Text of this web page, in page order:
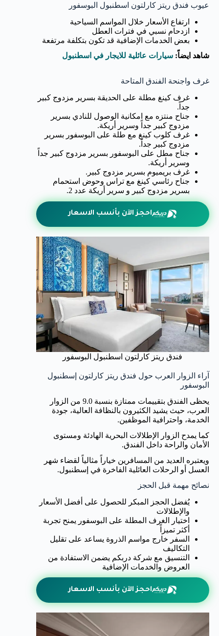
عيوب فندق ريتز كارلتون اسطنبول البوسفور
ارتفاع الأسعار خلال المواسم السياحية
ازدحام نسبي في فترات العطل
بعض الخدمات الإضافية قد تكون بتكلفة مرتفعة
شاهد ايضاً: سيارات عائلية للايجار في اسطنبول
غرف واجنحة الفندق المتاحة
غرف كينغ مطلة على الحديقة بسرير مزدوج كبير
جداً.
جناح منتزه مع امكانية الوصول للنادي بسرير
مزدوج كبير جداً وسرير أريكة.
غرف كلوب كينغ مع طلة على البوسفور بسرير
مزدوج كبير جداً.
جناح مطل على البوسفور بسرير مزدوج كبير جداً
وسرير أريكة.
غرف بريميوم بسرير مزدوج كبير.
جناح رئاسي كينغ مع تراس وحوض استحمام
بسرير مزدوج كبير و سرير أريكة عدد 2.
احجز الآن بأنسب الاسعار
فندق ريتز كارلتون اسطنبول البوسفور
آراء الزوار العرب حول فندق ريتز كارلتون إسطنبول
البوسفور
يحظى الفندق بتقييمات ممتازة بنسبة 9.0 من الزوار
العرب، حيث يشيد الكثيرون بالنظافة العالية، جودة
الخدمة، واحترافية الموظفين.
كما يمدح الزوار الإطلالات البحرية الهادئة ومستوى
الأمان والراحة داخل الفندق.
ويعتبره العديد من المسافرين خياراً مثالياً لقضاء شهر
العسل أو الرحلات العائلية الفاخرة في إسطنبول.
نصائح مهمة قبل الحجز
يُفضل الحجز المبكر للحصول على أفضل الأسعار
والإطلالات
اختيار الغرف المطلة على البوسفور يمنح تجربة
أكثر تميزاً
السفر خارج مواسم الذروة يساعد على تقليل
التكاليف
التنسيق مع شركة دربكم يضمن الاستفادة من
العروض والخدمات الإضافية
احجز الآن بأنسب الاسعار